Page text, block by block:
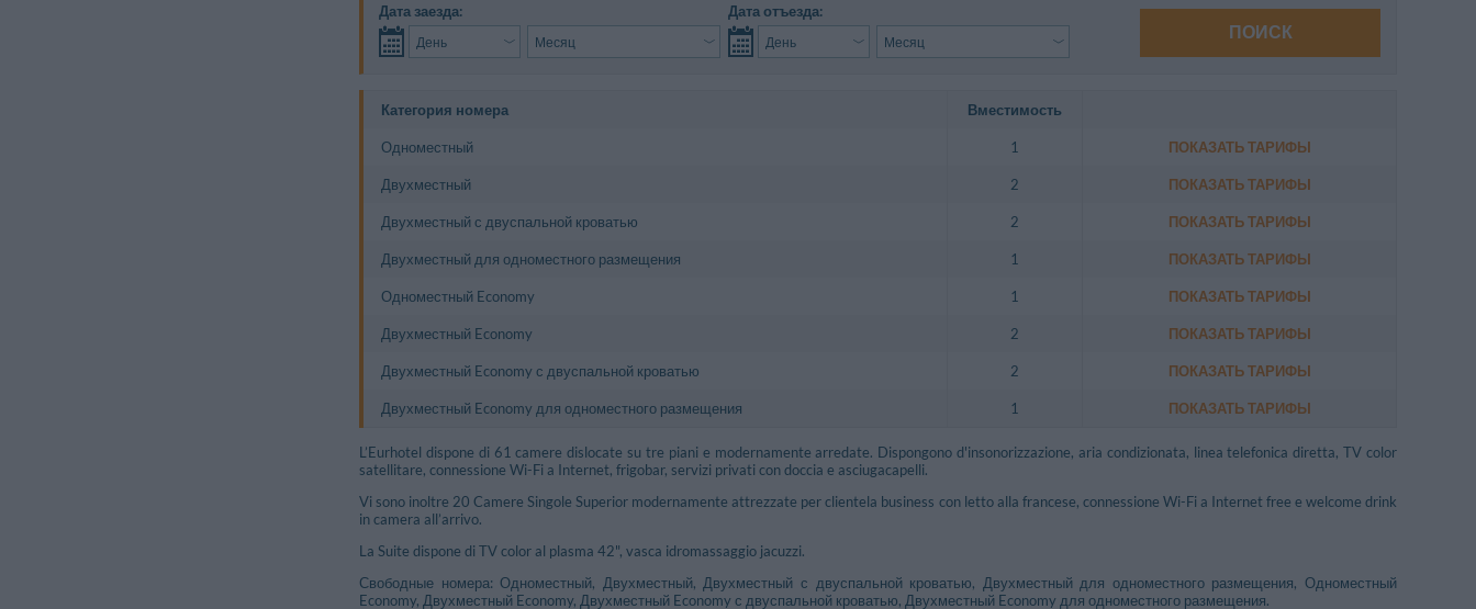
Дата заезда:
Дата отъезда:
ПОИСК
Категория номера Вместимость
Одноместный 1 ПОКАЗАТЬ ТАРИФЫ
Двухместный 2 ПОКАЗАТЬ ТАРИФЫ
Двухместный с двуспальной кроватью 2 ПОКАЗАТЬ ТАРИФЫ
Двухместный для одноместного размещения 1 ПОКАЗАТЬ ТАРИФЫ
Одноместный Economy 1 ПОКАЗАТЬ ТАРИФЫ
Двухместный Economy 2 ПОКАЗАТЬ ТАРИФЫ
Двухместный Economy с двуспальной кроватью 2 ПОКАЗАТЬ ТАРИФЫ
Двухместный Economy для одноместного размещения 1 ПОКАЗАТЬ ТАРИФЫ
L’Eurhotel dispone di 61 camere dislocate su tre piani e modernamente arredate. Dispongono d'insonorizzazione, aria condizionata, linea telefonica diretta, TV color
satellitare, connessione Wi-Fi a Internet, frigobar, servizi privati con doccia e asciugacapelli.
Vi sono inoltre 20 Camere Singole Superior modernamente attrezzate per clientela business con letto alla francese, connessione Wi-Fi a Internet free e welcome drink
in camera all’arrivo.
La Suite dispone di TV color al plasma 42", vasca idromassaggio jacuzzi.
Свободные номера: Одноместный, Двухместный, Двухместный с двуспальной кроватью, Двухместный для одноместного размещения, Одноместный
Economy, Двухместный Economy, Двухместный Economy с двуспальной кроватью, Двухместный Economy для одноместного размещения.